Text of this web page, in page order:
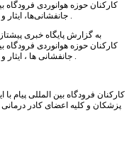
کارکنان حوزه هوانوردی فرودگاه
جانفشانی‌ها، ایثار و رشادت کادر پزشکی و درمانی کشور قدردانی کردند .
کارکنان حوزه هوانوردی فرودگاه
جانفشانی ها ، ایثار و رشادت کادر پزشکی و درمانی کشور قدردانی کردند .
کارکنان فرودگاه بین المللی پیام
پزشکان و کلیه اعضای کادر